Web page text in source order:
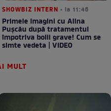
SHOWBIZ INTERN • la 11:46
Primele imagini cu Alina
Pușcău după tratamentul
împotriva bolii grave! Cum se
simte vedeta | VIDEO
MULT